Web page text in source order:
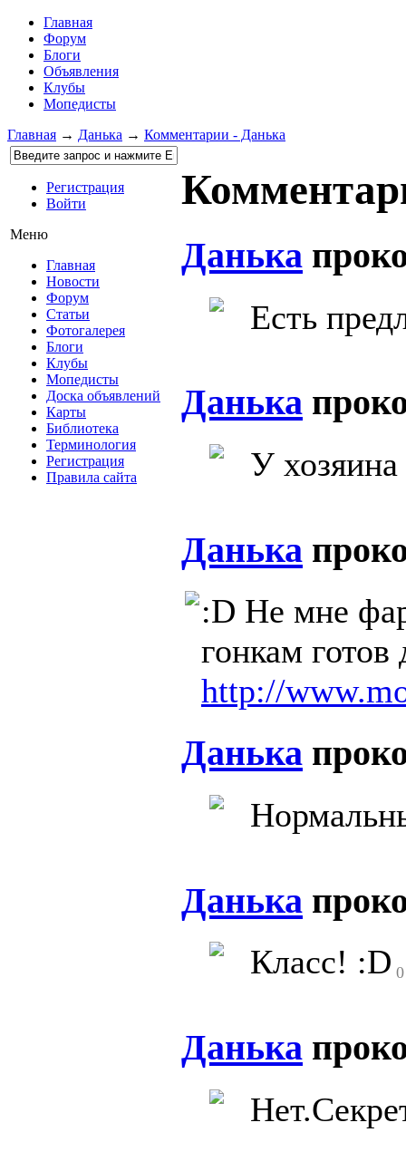
Главная
Форум
Блоги
Объявления
Клубы
Мопедисты
Главная → Данька → Комментарии - Данька
Регистрация
Войти
Меню
Главная
Новости
Форум
Статьи
Фотогалерея
Блоги
Клубы
Мопедисты
Доска объявлений
Карты
Библиотека
Терминология
Регистрация
Правила сайта
Данька
Есть
Данька
У
Данька
:D Не мне
гонкам готов
http://
Данька
Данька
Класс! :D 0
Данька